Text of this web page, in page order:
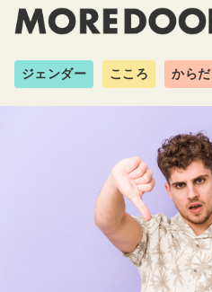
ジェンダー こころ からだ